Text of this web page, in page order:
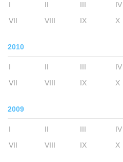
I II III IV
VII
VIII IX X
2010
I II III IV
VII
VIII IX X
2009
I II III IV
VII
VIII IX X